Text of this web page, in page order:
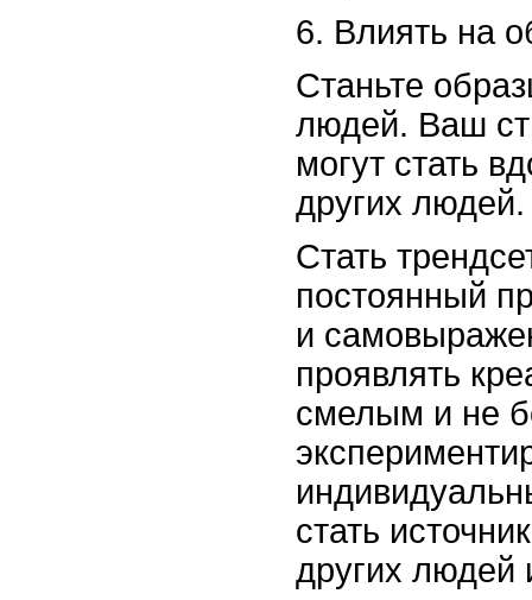
6. Влиять на
Станьте
людей. Ваш
могут стать
других людей.
Стать
постоянный
и
проявлять
смелым и не
стать
других людей